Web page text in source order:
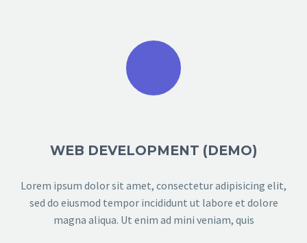
WEB DEVELOPMENT (DEMO)
Lorem ipsum dolor sit amet, consectetur adipisicing elit,
sed do eiusmod tempor incididunt ut labore et dolore
magna aliqua. Ut enim ad mini veniam, quis